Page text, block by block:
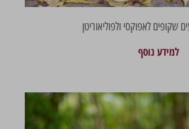
שקופים לאפוקסי ולפוליאוריטן
למידע נוסף